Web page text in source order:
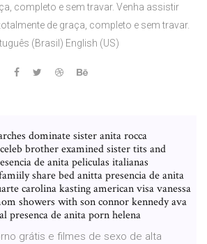
completo e sem travar. Venha assistir
de graça, completo e sem travar.
(Brasil) English (US)
dominate sister anita rocca
brother examined sister tits and
de anita peliculas italianas
share bed anitta presencia de anita
carolina kasting american visa vanessa
showers with son connor kennedy ava
presenca de anita porn helena
grátis e filmes de sexo de alta